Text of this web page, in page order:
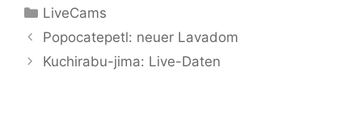
Kategorien
LiveCams
Popocatepetl: neuer Lavadom
Kuchirabu-jima: Live-Daten